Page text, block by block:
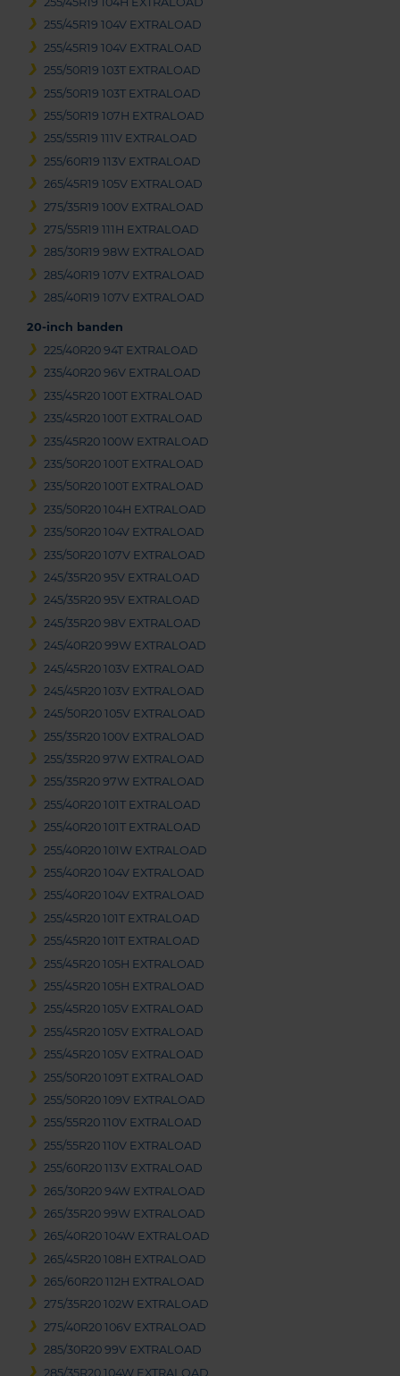
255/45R19 104V EXTRALOAD
255/45R19 104V EXTRALOAD
255/50R19 103T EXTRALOAD
255/50R19 103T EXTRALOAD
255/50R19 107H EXTRALOAD
255/55R19 111V EXTRALOAD
255/60R19 113V EXTRALOAD
265/45R19 105V EXTRALOAD
275/35R19 100V EXTRALOAD
275/55R19 111H EXTRALOAD
285/30R19 98W EXTRALOAD
285/40R19 107V EXTRALOAD
285/40R19 107V EXTRALOAD
20-inch banden
225/40R20 94T EXTRALOAD
235/40R20 96V EXTRALOAD
235/45R20 100T EXTRALOAD
235/45R20 100T EXTRALOAD
235/45R20 100W EXTRALOAD
235/50R20 100T EXTRALOAD
235/50R20 100T EXTRALOAD
235/50R20 104H EXTRALOAD
235/50R20 104V EXTRALOAD
235/50R20 107V EXTRALOAD
245/35R20 95V EXTRALOAD
245/35R20 95V EXTRALOAD
245/35R20 98V EXTRALOAD
245/40R20 99W EXTRALOAD
245/45R20 103V EXTRALOAD
245/45R20 103V EXTRALOAD
245/50R20 105V EXTRALOAD
255/35R20 100V EXTRALOAD
255/35R20 97W EXTRALOAD
255/35R20 97W EXTRALOAD
255/40R20 101T EXTRALOAD
255/40R20 101T EXTRALOAD
255/40R20 101W EXTRALOAD
255/40R20 104V EXTRALOAD
255/40R20 104V EXTRALOAD
255/45R20 101T EXTRALOAD
255/45R20 101T EXTRALOAD
255/45R20 105H EXTRALOAD
255/45R20 105H EXTRALOAD
255/45R20 105V EXTRALOAD
255/45R20 105V EXTRALOAD
255/45R20 105V EXTRALOAD
255/50R20 109T EXTRALOAD
255/50R20 109V EXTRALOAD
255/55R20 110V EXTRALOAD
255/55R20 110V EXTRALOAD
255/60R20 113V EXTRALOAD
265/30R20 94W EXTRALOAD
265/35R20 99W EXTRALOAD
265/40R20 104W EXTRALOAD
265/45R20 108H EXTRALOAD
265/60R20 112H EXTRALOAD
275/35R20 102W EXTRALOAD
275/40R20 106V EXTRALOAD
285/30R20 99V EXTRALOAD
285/35R20 104W EXTRALOAD